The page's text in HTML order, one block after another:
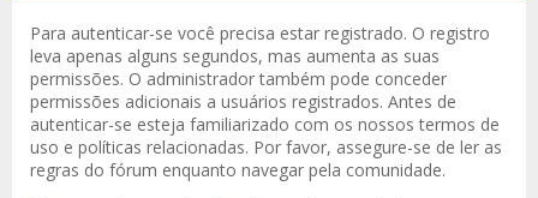
Para autenticar-se você precisa estar registrado. O registro
leva apenas alguns segundos, mas aumenta as suas
permissões. O administrador também pode conceder
permissões adicionais a usuários registrados. Antes de
autenticar-se esteja familiarizado com os nossos termos de
uso e políticas relacionadas. Por favor, assegure-se de ler as
regras do fórum enquanto navegar pela comunidade.